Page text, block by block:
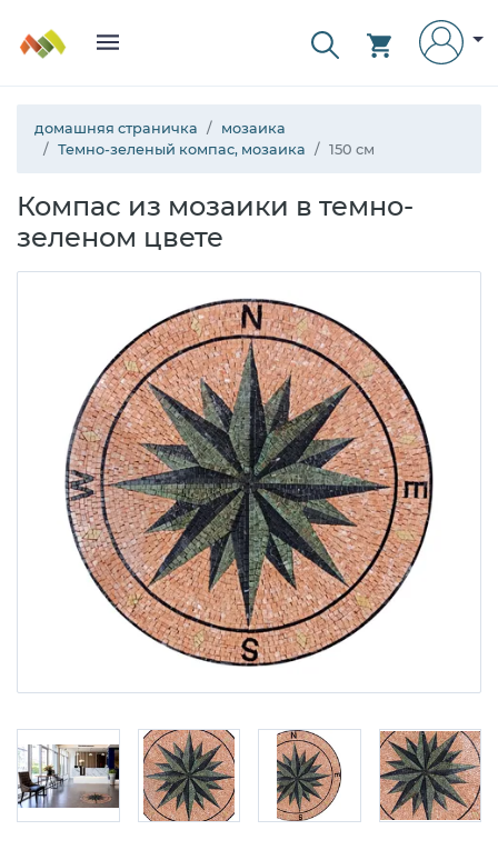
домашняя страничка
мозаика
Темно-зеленый компас, мозаика
150 см
Компас из мозаики в темно-
зеленом цвете